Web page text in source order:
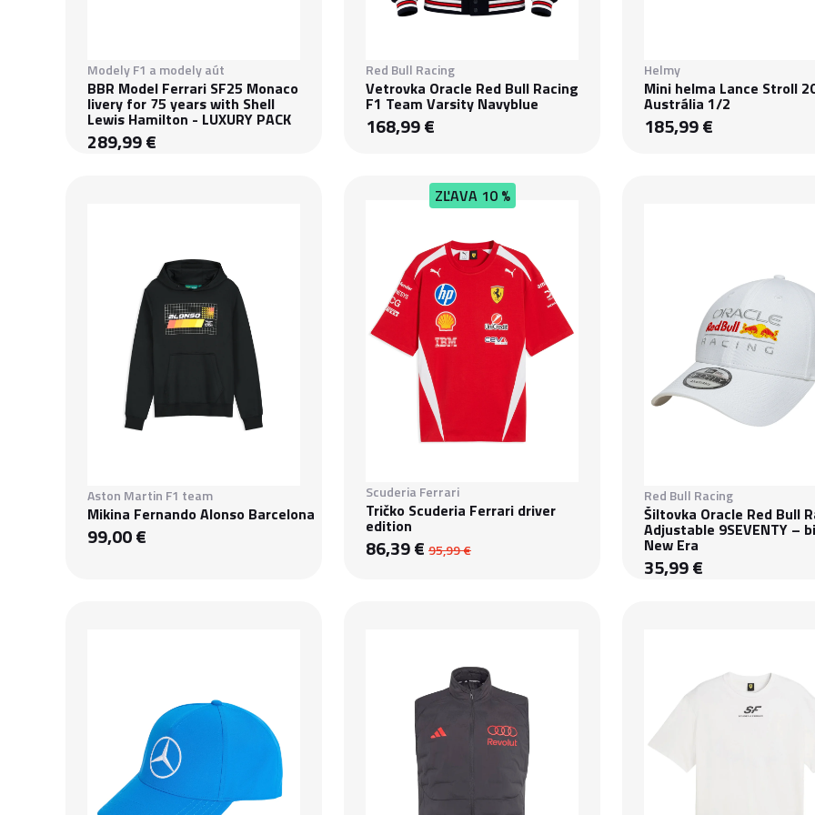
Modely F1 a modely aút
BBR Model Ferrari SF25 Monaco
livery for 75 years with Shell
Lewis Hamilton - LUXURY PACK
289,99 €
Red Bull Racing
Vetrovka Oracle Red Bull Racing
F1 Team Varsity Navyblue
168,99 €
Helmy
Mini helma Lance Stroll
Austrália 1/2
185,99 €
Aston Martin F1 team
Mikina Fernando Alonso Barcelona
99,00 €
ZĽAVA10 %
Scuderia Ferrari
Tričko Scuderia Ferrari driver
edition
86,39 € 95,99 €
Red Bull Racing
Šiltovka Oracle Red Bull
Adjustable 9SEVENTY –
New Era
35,99 €